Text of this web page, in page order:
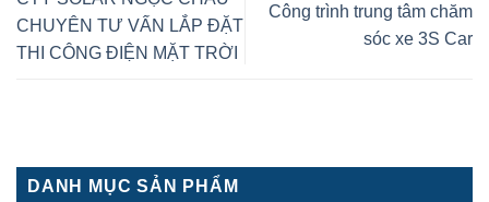
CHUYÊN TƯ VẤN LẮP ĐẶT
THI CÔNG ĐIỆN MẶT TRỜI
Công trình trung tâm chăm
sóc xe 3S Car
DANH MỤC SẢN PHẨM